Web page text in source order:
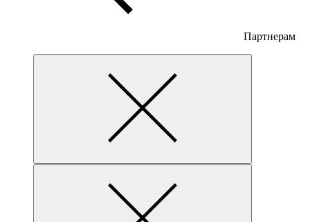
Партнерам